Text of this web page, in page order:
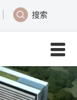
搜索